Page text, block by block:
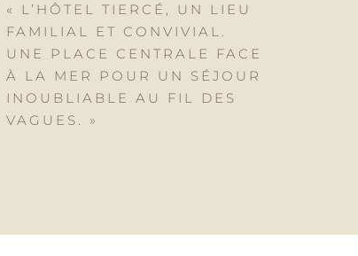
« L’HÔTEL TIERCÉ, UN LIEU
FAMILIAL ET CONVIVIAL.
UNE PLACE CENTRALE FACE
À LA MER POUR UN SÉJOUR
INOUBLIABLE AU FIL DES
VAGUES. »